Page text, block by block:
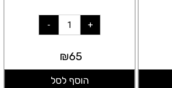
₪65
הוסף לסל